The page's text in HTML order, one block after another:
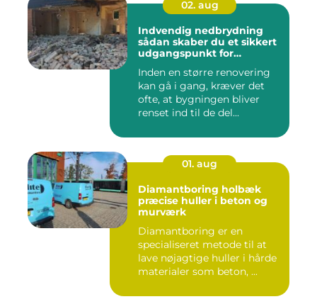
02. aug
Indvendig nedbrydning
sådan skaber du et sikkert
udgangspunkt for
Inden en større renovering
kan gå i gang, kræver det
ofte, at bygningen bliver
renset ind til de del...
01. aug
Diamantboring holbæk
præcise huller i beton og
murværk
Diamantboring er en
specialiseret metode til at
lave nøjagtige huller i hårde
materialer som beton, ...